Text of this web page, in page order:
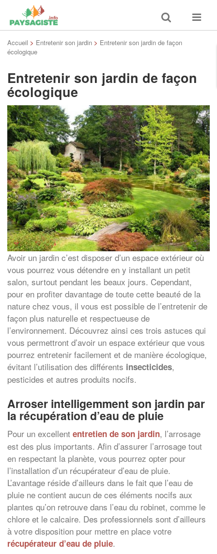
Toggle
search
Toggle
Accueil > Entretenir son jardin > Entretenir son jardin de façon
écologique
Entretenir son jardin de façon
écologique
Avoir un jardin c’est disposer d’un espace extérieur où
vous pourrez vous détendre en y installant un petit
salon, surtout pendant les beaux jours. Cependant,
pour en profiter davantage de toute cette beauté de la
nature chez vous, il vous est possible de l’entretenir de
façon plus naturelle et respectueuse de
l’environnement. Découvrez ainsi ces trois astuces qui
vous permettront d’avoir un espace extérieur que vous
pourrez entretenir facilement et de manière écologique,
évitant l’utilisation des différents insecticides,
pesticides et autres produits nocifs.
Arroser intelligemment son jardin par
la récupération d’eau de pluie
Pour un excellent entretien de son jardin, l’arrosage
est des plus importants. Afin d’assurer l’arrosage tout
en respectant la planète, vous pourrez opter pour
l’installation d’un récupérateur d’eau de pluie.
L’avantage réside d’ailleurs dans le fait que l’eau de
pluie ne contient aucun de ces éléments nocifs aux
plantes qu’on retrouve dans l’eau du robinet, comme le
chlore et le calcaire. Des professionnels sont d’ailleurs
à votre disposition pour mettre en place votre
récupérateur d’eau de pluie.